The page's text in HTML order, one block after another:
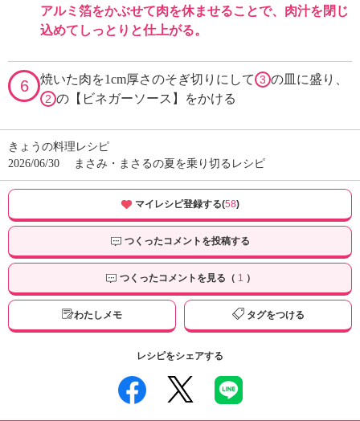
アルミ箔をかぶせて肉を休ませることで、肉汁を閉じ
込めてしっとりと仕上がる。
6 焼いた肉を1cm厚さのそぎ切りにして 3 の皿に盛り、
2 の【ビネガーソース】をかける
きょうの料理レシピ
2026/06/30
まさみ・まさるの夏を乗り切るレシピ
マイレシピ登録する(58)
つくったコメントを投稿する
つくったコメントを見る（ 1 ）
わたしメモ タグをつける
レシピをシェアする